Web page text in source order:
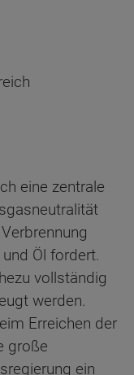
eine zentrale
Öl fordert.
vollständig
werden.
Erreichen der
große
ein